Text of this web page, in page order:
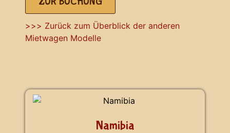
>>> Zurück zum Überblick der anderen
Mietwagen Modelle
Namibia